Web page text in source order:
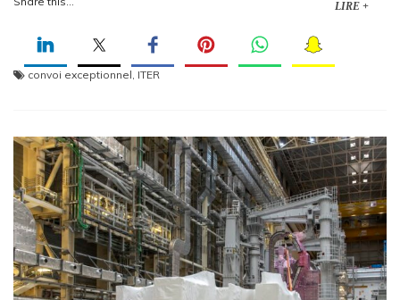
LIRE +
convoi exceptionnel, ITER